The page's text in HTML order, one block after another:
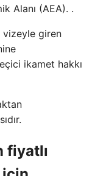
Alanı (AEA). .
vizeyle giren
ikamet hakkı
fiyatlı